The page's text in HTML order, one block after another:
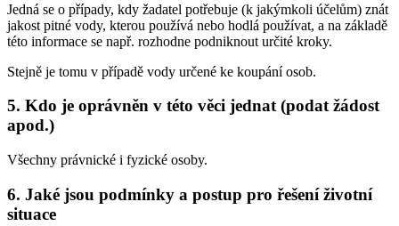
Jedná se o případy, kdy žadatel potřebuje (k jakýmkoli účelům) znát
jakost pitné vody, kterou používá nebo hodlá používat, a na základě
této informace se např. rozhodne podniknout určité kroky.
Stejně je tomu v případě vody určené ke koupání osob.
5. Kdo je oprávněn v této věci jednat (podat žádost
apod.)
Všechny právnické i fyzické osoby.
6. Jaké jsou podmínky a postup pro řešení životní
situace